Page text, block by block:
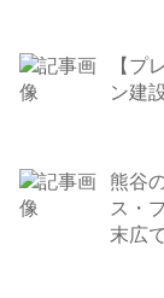
【プ
ン建
熊谷
ス・
末広